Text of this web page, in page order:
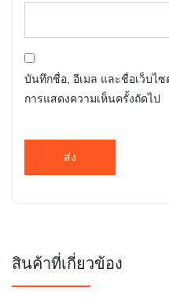
บันทึกชื่อ, อีเมล และชื่อเว็บไ
การแสดงความเห็นครั้งถัดไป
สินค้าที่เกี่ยวข้อง